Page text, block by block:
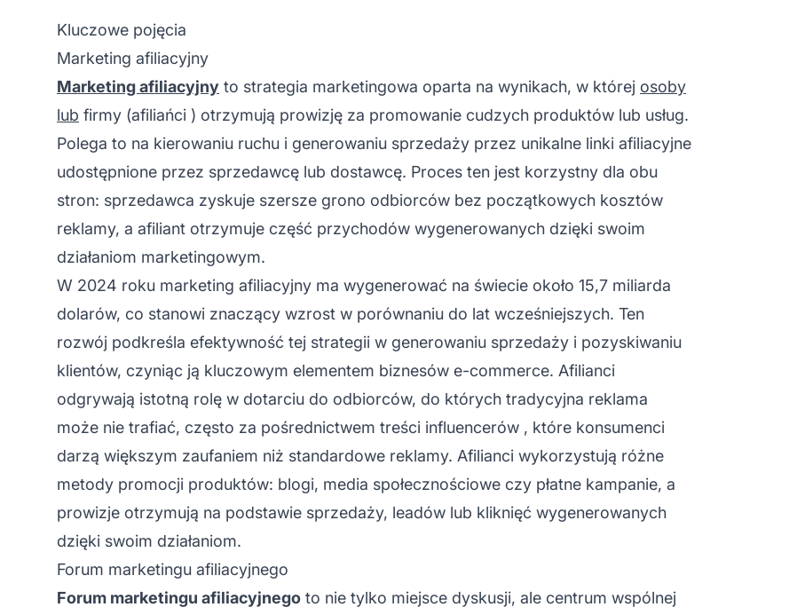
Kluczowe pojęcia
Marketing afiliacyjny
Marketing afiliacyjny to strategia marketingowa oparta na wynikach, w której osoby
lub firmy (afiliańci ) otrzymują prowizję za promowanie cudzych produktów lub usług.
Polega to na kierowaniu ruchu i generowaniu sprzedaży przez unikalne linki afiliacyjne
udostępnione przez sprzedawcę lub dostawcę. Proces ten jest korzystny dla obu
stron: sprzedawca zyskuje szersze grono odbiorców bez początkowych kosztów
reklamy, a afiliant otrzymuje część przychodów wygenerowanych dzięki swoim
działaniom marketingowym.
W 2024 roku marketing afiliacyjny ma wygenerować na świecie około 15,7 miliarda
dolarów, co stanowi znaczący wzrost w porównaniu do lat wcześniejszych. Ten
rozwój podkreśla efektywność tej strategii w generowaniu sprzedaży i pozyskiwaniu
klientów, czyniąc ją kluczowym elementem biznesów e-commerce. Afilianci
odgrywają istotną rolę w dotarciu do odbiorców, do których tradycyjna reklama
może nie trafiać, często za pośrednictwem treści influencerów , które konsumenci
darzą większym zaufaniem niż standardowe reklamy. Afilianci wykorzystują różne
metody promocji produktów: blogi, media społecznościowe czy płatne kampanie, a
prowizje otrzymują na podstawie sprzedaży, leadów lub kliknięć wygenerowanych
dzięki swoim działaniom.
Forum marketingu afiliacyjnego
Forum marketingu afiliacyjnego to nie tylko miejsce dyskusji, ale centrum wspólnej